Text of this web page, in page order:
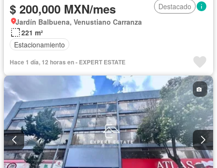
$ 200,000 MXN/mes
Destacado
Jardín Balbuena, Venustiano Carranza
221 m²
Estacionamiento
Hace 1 día, 12 horas en - EXPERT ESTATE